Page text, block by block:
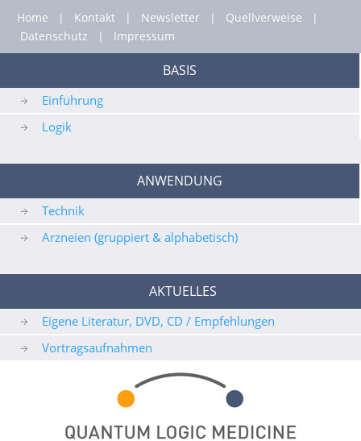
Home | Kontakt| Newsletter| Quellverweise |
Datenschutz | Impressum
BASIS
Einführung
Logik
ANWENDUNG
Technik
Arzneien (gruppiert & alphabetisch)
AKTUELLES
Eigene Literatur, DVD, CD / Empfehlungen
Vortragsaufnahmen